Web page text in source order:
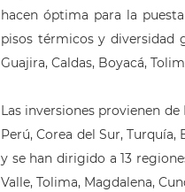
hacen óptima para la
pisos térmicos y diversidad
Guajira, Caldas, Boyacá,
Las inversiones provienen de
Perú, Corea del Sur,
y se han dirigido a 13
Valle, Tolima, Magdalena,